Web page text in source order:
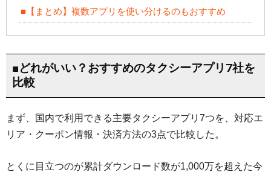
■【まとめ】複数アプリを使い分けるのもおすすめ
■どれがいい？おすすめのタクシーアプリ7社を
比較
まず、国内で利用できる主要タクシーアプリ7つを、対応エ
リア・クーポン情報・決済方法の3点で比較した。
とくに目立つのが累計ダウンロード数が1,000万を超えた今